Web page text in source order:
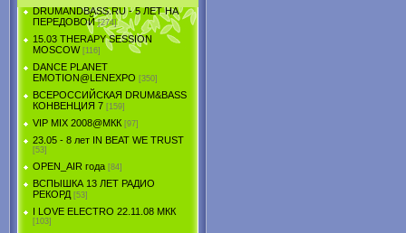
DRUMANDBASS.RU - 5 ЛЕТ НА
ПЕРЕДОВОЙ [274]
15.03 THERAPY SESSION
MOSCOW [116]
DANCE PLANET
EMOTION@LENEXPO [350]
ВСЕРОССИЙСКАЯ DRUM&BASS
КОНВЕНЦИЯ 7 [159]
VIP MIX 2008@МКК [97]
23.05 - 8 лет IN BEAT WE TRUST
[53]
OPEN_AIR года [84]
ВСПЫШКА 13 ЛЕТ РАДИО
РЕКОРД [53]
I LOVE ELECTRO 22.11.08 МКК
[103]